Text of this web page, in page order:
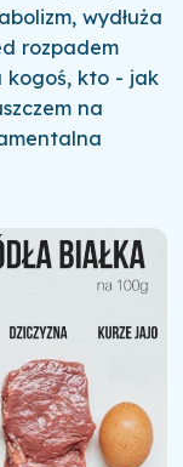
wydłuża
rozpadem
kogoś, kto - jak
na